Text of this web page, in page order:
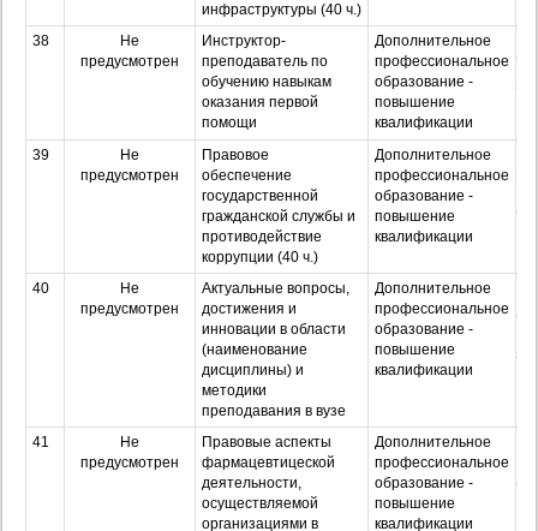
инфраструктуры (40 ч.)
38
Не
предусмотрен
Инструктор-
преподаватель по
обучению навыкам
оказания первой
помощи
Дополнительное
профессиональное
образование -
повышение
квалификации
39
Не
предусмотрен
Правовое
обеспечение
государственной
гражданской службы и
противодействие
коррупции (40 ч.)
Дополнительное
профессиональное
образование -
повышение
квалификации
40
Не
предусмотрен
Актуальные вопросы,
достижения и
инновации в области
(наименование
дисциплины) и
методики
преподавания в вузе
Дополнительное
профессиональное
образование -
повышение
квалификации
41
Не
предусмотрен
Правовые аспекты
фармацевтицеской
деятельности,
осуществляемой
организациями в
Дополнительное
профессиональное
образование -
повышение
квалификации